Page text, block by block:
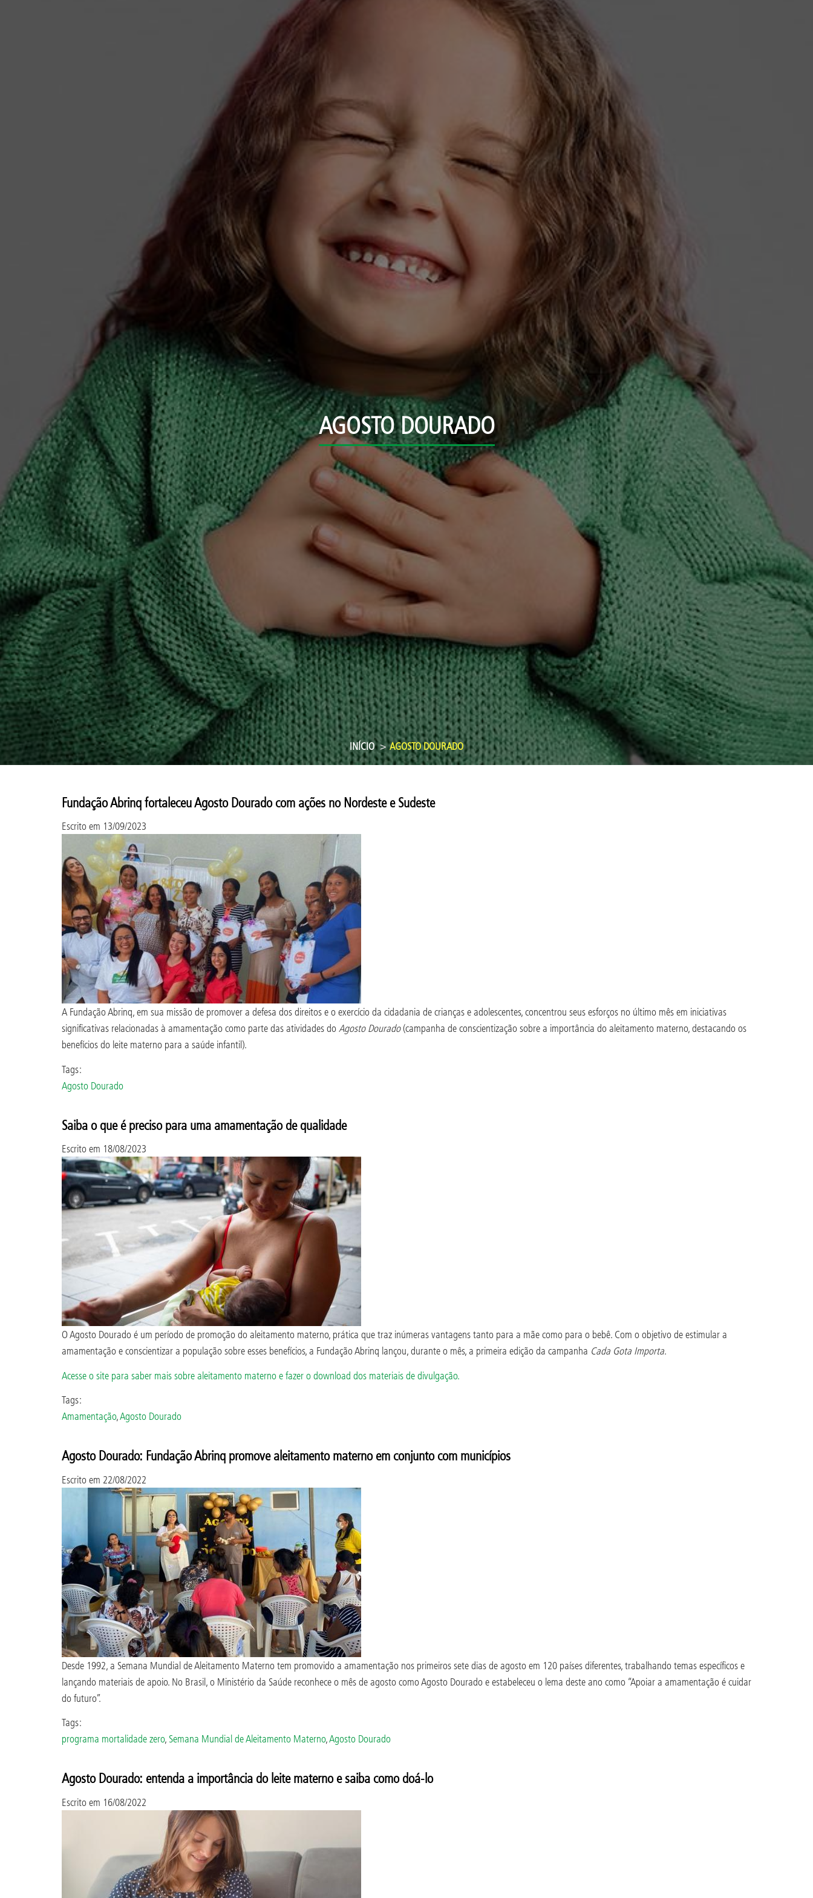
AGOSTO DOURADO
INÍCIO AGOSTO DOURADO
Fundação Abrinq fortaleceu Agosto Dourado com ações no Nordeste e Sudeste
Escrito em 13/09/2023
A Fundação Abrinq, em sua missão de promover a defesa dos direitos e o exercício da cidadania de crianças e adolescentes, concentrou seus esforços no último mês em iniciativas
significativas relacionadas à amamentação como parte das atividades doAgosto Dourado(campanha de conscientização sobre a importância do aleitamento materno, destacando os
benefícios do leite materno para a saúde infantil).
Tags:
Agosto Dourado
Saiba o que é preciso para uma amamentação de qualidade
Escrito em 18/08/2023
O Agosto Dourado é um período de promoção do aleitamento materno, prática que traz inúmeras vantagens tanto para a mãe como para o bebê. Com o objetivo de estimular a
amamentação e conscientizar a população sobre esses benefícios, a Fundação Abrinq lançou, durante o mês, a primeira edição da campanha Cada Gota Importa.
Acesse o site para saber mais sobre aleitamento materno e fazer o download dos materiais de divulgação.
Tags:
Amamentação,Agosto Dourado
Agosto Dourado: Fundação Abrinq promove aleitamento materno em conjunto com municípios
Escrito em 22/08/2022
Desde 1992, a Semana Mundial de Aleitamento Materno tem promovido a amamentação nos primeiros sete dias de agosto em 120 países diferentes, trabalhando temas específicos e
lançando materiais de apoio. No Brasil, o Ministério da Saúde reconhece o mês de agosto como Agosto Dourado e estabeleceu o lema deste ano como “Apoiar a amamentação é cuidar
do futuro”.
Tags:
programa mortalidade zero, Semana Mundial de Aleitamento Materno,Agosto Dourado
Agosto Dourado: entenda a importância do leite materno e saiba como doá-lo
Escrito em 16/08/2022